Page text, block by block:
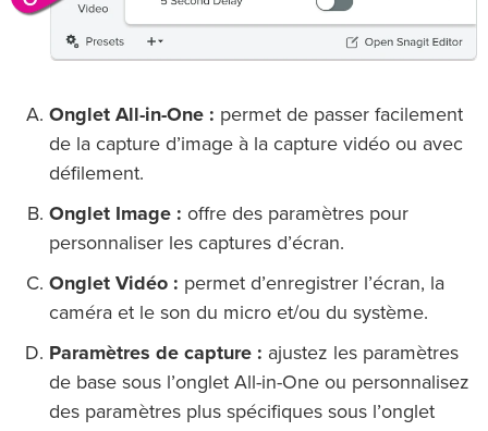
Onglet All-in-One : permet de passer facilement
de la capture d’image à la capture vidéo ou avec
défilement.
Onglet Image : offre des paramètres pour
personnaliser les captures d’écran.
Onglet Vidéo : permet d’enregistrer l’écran, la
caméra et le son du micro et/ou du système.
Paramètres de capture : ajustez les paramètres
de base sous l’onglet All-in-One ou personnalisez
des paramètres plus spécifiques sous l’onglet